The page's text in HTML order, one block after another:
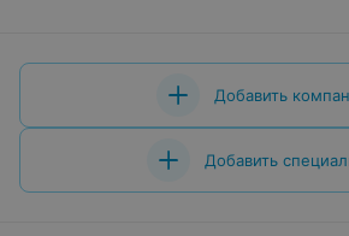
Добавить
Добавить